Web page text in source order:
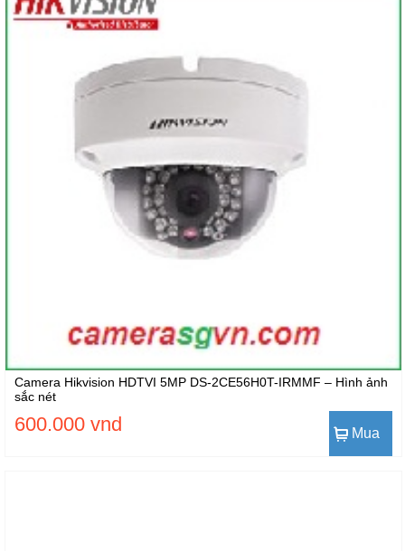
Camera Hikvision HDTVI 5MP DS-2CE56H0T-IRMMF – Hình ảnh
sắc nét
600.000 vnd Mua